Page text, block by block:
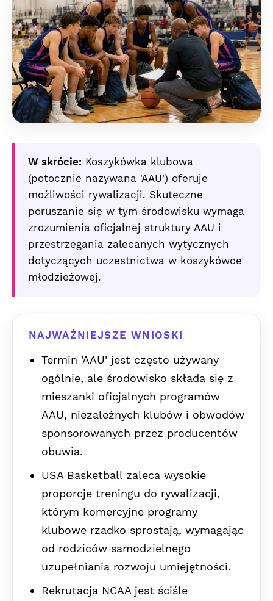
W skrócie: Koszykówka klubowa
(potocznie nazywana 'AAU') oferuje
możliwości rywalizacji. Skuteczne
poruszanie się w tym środowisku wymaga
zrozumienia oficjalnej struktury AAU i
przestrzegania zalecanych wytycznych
dotyczących uczestnictwa w koszykówce
młodzieżowej.
NAJWAŻNIEJSZE WNIOSKI
Termin 'AAU' jest często używany
ogólnie, ale środowisko składa się z
mieszanki oficjalnych programów
AAU, niezależnych klubów i obwodów
sponsorowanych przez producentów
obuwia.
USA Basketball zaleca wysokie
proporcje treningu do rywalizacji,
którym komercyjne programy
klubowe rzadko sprostają, wymagając
od rodziców samodzielnego
uzupełniania rozwoju umiejętności.
Rekrutacja NCAA jest ściśle